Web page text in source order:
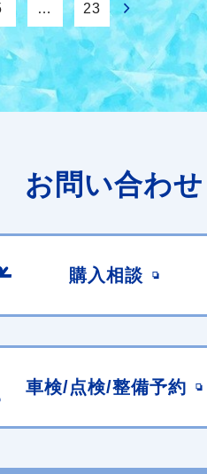
… 23
お問い合わせ
購入相談
車検/点検/整備予約